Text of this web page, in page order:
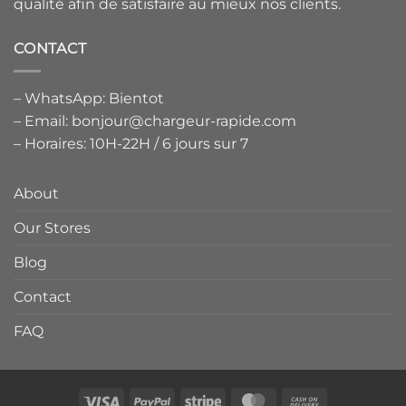
qualité afin de satisfaire au mieux nos clients.
CONTACT
– WhatsApp: Bientot
– Email: bonjour@chargeur-rapide.com
– Horaires: 10H-22H / 6 jours sur 7
About
Our Stores
Blog
Contact
FAQ
Visa PayPal Stripe MasterCard